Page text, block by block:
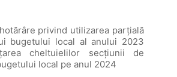
privind utilizarea parțială
bugetului local al anului 2023
cheltuielilor secțiunii de
local pe anul 2024